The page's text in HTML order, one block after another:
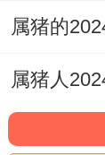
太怕，不
牢牢把握
以后日子